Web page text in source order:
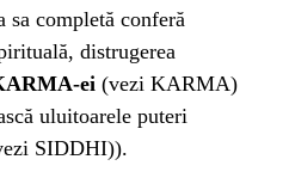
sa completă conferă
distrugerea
ei (vezi KARMA)
uluitoarele puteri
SIDDHI)).